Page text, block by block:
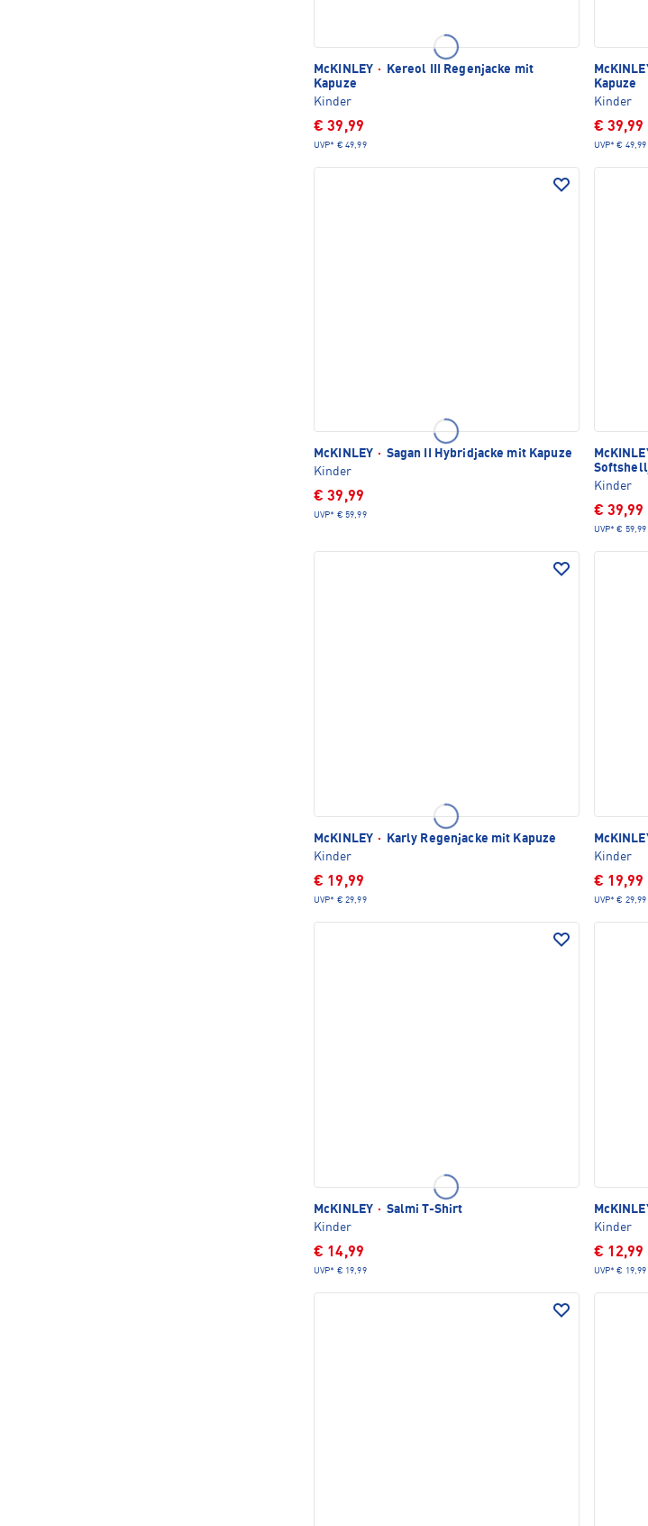
McKINLEY ·
Kereol III Regenjacke mit
Kapuze
Kinder
€ 39,99
UVP* € 49,99
Kapuze
Kinder
€ 39,99
UVP* € 49,99
McKINLEY · Sagan II Hybridjacke mit Kapuze
Kinder
€ 39,99
UVP* € 59,99
Kinder
€ 39,99
UVP* € 59,99
McKINLEY ·
Karly Regenjacke mit Kapuze
Kinder
€ 19,99
UVP* € 29,99
Kinder
€ 19,99
UVP* € 29,99
McKINLEY · Salmi T-Shirt
Kinder
€ 14,99
UVP* € 19,99
Kinder
€ 12,99
UVP* € 19,99